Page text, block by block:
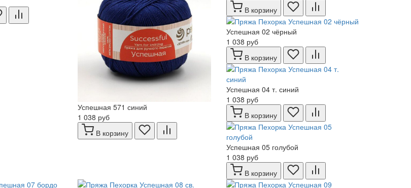
Успешная 571 синий
1 038 руб
В корзину
В корзину
Успешная 02 чёрный
1 038 руб
В корзину
Успешная 04 т. синий
1 038 руб
В корзину
Успешная 05 голубой
1 038 руб
В корзину